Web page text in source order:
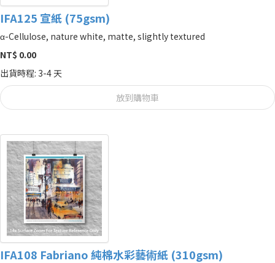
IFA125 宣紙 (75gsm)
α-Cellulose, nature white, matte, slightly textured
NT$ 0.00
出貨時程: 3-4 天
放到購物車
IFA108 Fabriano 純棉水彩藝術紙 (310gsm)